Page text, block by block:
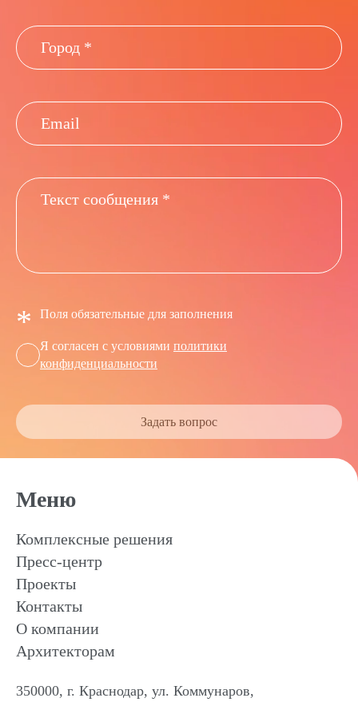
Задать вопрос
* Поля обязательные для заполнения
Я согласен с условиями политики
конфиденциальности
Меню
Комплексные решения
Пресс-центр
Проекты
Контакты
О компании
Архитекторам
350000, г. Краснодар, ул. Коммунаров,